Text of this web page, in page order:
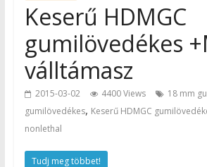
Keserű HDMGC
gumilövedékes
válltámasz
2015-03-02 4400 Views 18 mm
gumilövedékes, Keserű HDMGC
nonlethal
Tudj meg többet!